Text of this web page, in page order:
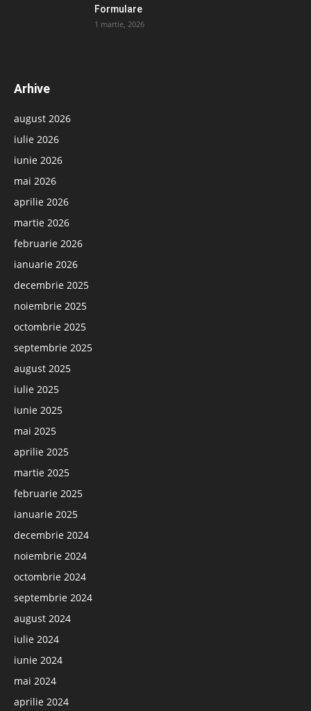
Formulare
1 martie, 2026
Arhive
august 2026
iulie 2026
iunie 2026
mai 2026
aprilie 2026
martie 2026
februarie 2026
ianuarie 2026
decembrie 2025
noiembrie 2025
octombrie 2025
septembrie 2025
august 2025
iulie 2025
iunie 2025
mai 2025
aprilie 2025
martie 2025
februarie 2025
ianuarie 2025
decembrie 2024
noiembrie 2024
octombrie 2024
septembrie 2024
august 2024
iulie 2024
iunie 2024
mai 2024
aprilie 2024